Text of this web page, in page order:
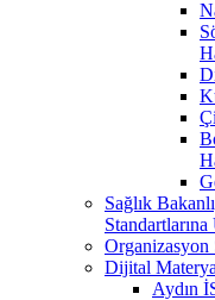
Sağlık
Organizasyon
Dijital
Aydın